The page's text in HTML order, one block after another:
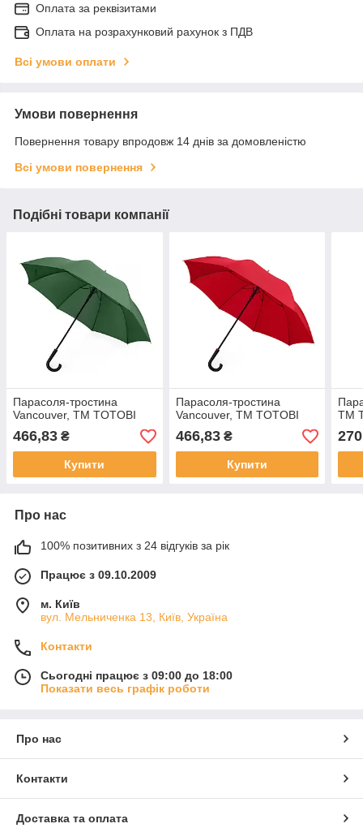
Оплата за реквізитами
Оплата на розрахунковий рахунок з ПДВ
Всі умови оплати
Умови повернення
Повернення товару впродовж 14 днів за домовленістю
Всі умови повернення
Подібні товари компанії
Парасоля-тростина
Vancouver, ТМ TOTOBI
466,83 ₴
Купити
Парасоля-тростина
Vancouver, ТМ TOTOBI
466,83₴
Купити
ТМ
Про нас
100% позитивних з 24 відгуків за рік
Працює з 09.10.2009
м. Київ
вул. Мельниченка 13, Київ, Україна
Контакти
Сьогодні працює з 09:00 до 18:00
Показати весь графік роботи
Про нас
Контакти
Доставка та оплата